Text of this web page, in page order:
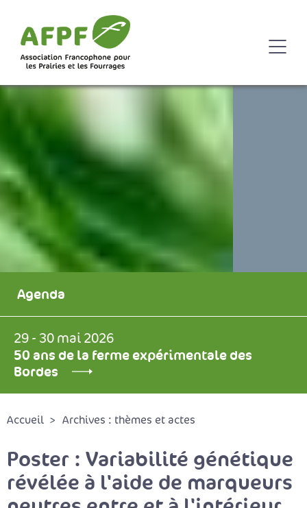
Agenda
29 - 30 mai 2026
50 ans de la ferme expérimentale des
Bordes
Accueil Archives : thèmes et actes
Poster : Variabilité génétique
révélée à l'aide de marqueurs